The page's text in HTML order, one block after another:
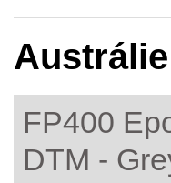
FP400
DTM -